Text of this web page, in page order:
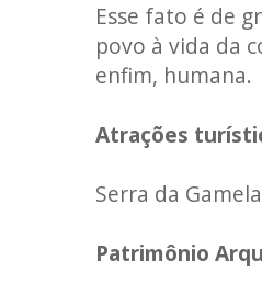
Esse fato é de
povo à vida da
enfim, humana.
Atrações
Serra da
Patrimônio